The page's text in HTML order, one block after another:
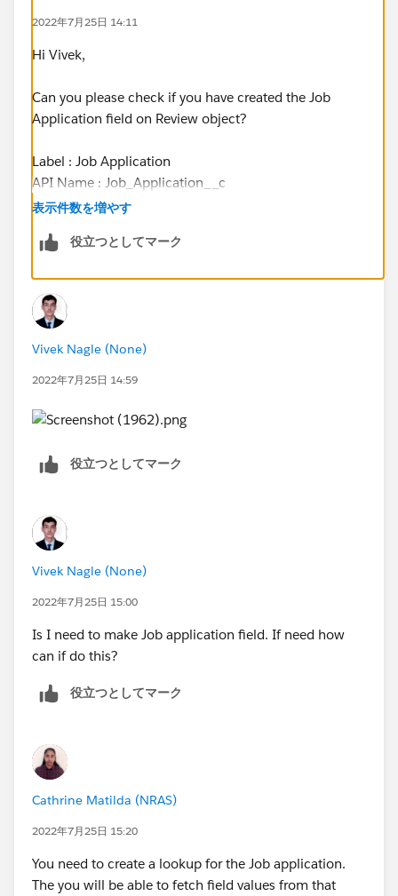
2022年7月25日 14:11
Hi Vivek,
Can you please check if you have created the Job
Application field on Review object?
Label : Job Application
API Name : Job_Application__c
Review object that would be great!
表示件数を増やす
役立つとしてマーク
Vivek Nagle (None)
2022年7月25日 14:59
役立つとしてマーク
Vivek Nagle (None)
2022年7月25日 15:00
Is I need to make Job application field. If need how
can if do this?
役立つとしてマーク
Cathrine Matilda (NRAS)
2022年7月25日 15:20
You need to create a lookup for the Job application.
The you will be able to fetch field values from that